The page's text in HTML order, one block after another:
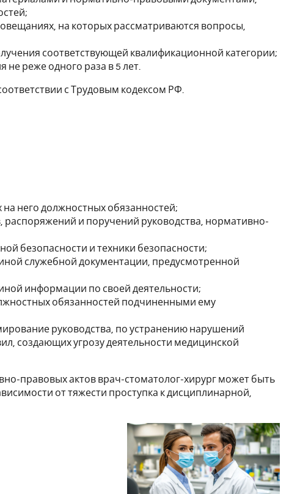
на которых рассматриваются вопросы,
соответствующей квалификационной категории;
реже одного раза в 5 лет.
с Трудовым кодексом РФ.
него должностных обязанностей;
и поручений руководства, нормативно-
безопасности и техники безопасности;
служебной документации, предусмотренной
информации по своей деятельности;
обязанностей подчиненными ему
руководства, по устранению нарушений
создающих угрозу деятельности медицинской
правовых актов врач-стоматолог-хирург может быть
от тяжести проступка к дисциплинарной,